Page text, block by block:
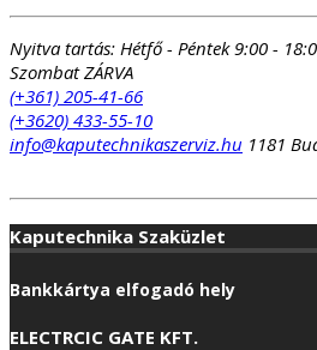
29
990 Ft.
24
990 Ft.
Nyitva tartás: Hétfő - Péntek 9:00 -
Szombat ZÁRVA
(+361) 205-41-66
(+3620) 433-55-10
info@kaputechnikaszerviz.hu 1181
Kaputechnika Szaküzlet
Bankkártya elfogadó hely
ELECTRCIC GATE KFT.